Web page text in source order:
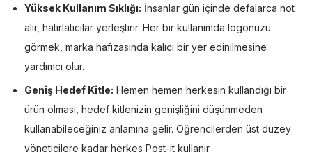
Yüksek Kullanım Sıklığı: İnsanlar gün içinde defalarca not
alır, hatırlatıcılar yerleştirir. Her bir kullanımda logonuzu
görmek, marka hafızasında kalıcı bir yer edinilmesine
yardımcı olur.
Geniş Hedef Kitle: Hemen hemen herkesin kullandığı bir
ürün olması, hedef kitlenizin genişliğini düşünmeden
kullanabileceğiniz anlamına gelir. Öğrencilerden üst düzey
yöneticilere kadar herkes Post-it kullanır.